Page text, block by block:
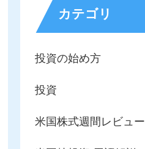
カテゴリ
投資の始め方
投資
米国株式週間レビュー